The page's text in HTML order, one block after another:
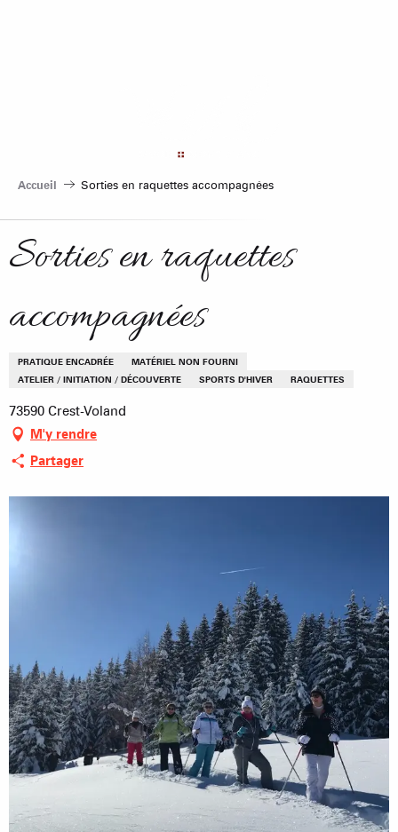
Accueil Sorties en raquettes accompagnées
Sorties en raquettes
accompagnées
PRATIQUE ENCADRÉE
MATÉRIEL NON FOURNI
ATELIER / INITIATION / DÉCOUVERTE
SPORTS D'HIVER RAQUETTES
73590 Crest-Voland
M'y rendre
Partager